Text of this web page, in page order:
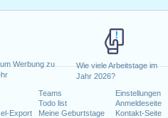
Werbung zu
Wie viele Arbeitstage im
Jahr 2026?
Export
Teams
Todo list
Meine Geburtstage
Einstellungen
Anmeldeseite
Kontakt-Seite